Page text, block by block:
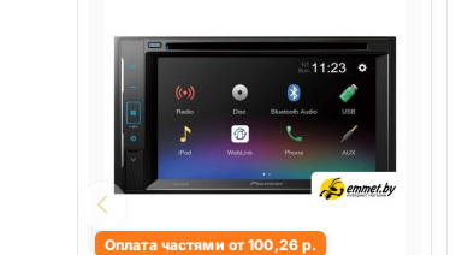
Оплата частями от 100,26 р.